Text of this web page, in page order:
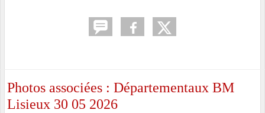
Photos associées : Départementaux BM
Lisieux 30 05 2026